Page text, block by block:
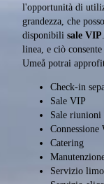
l'opportunità di
grandezza, che
disponibili sale VIP
linea, e ciò
Umeå potrai
Check-in
Sale VIP
Sale riunioni
Connessione
Catering
Servizio